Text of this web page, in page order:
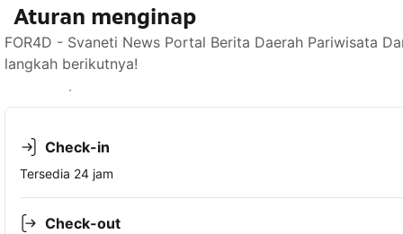
Aturan menginap
FOR4D - Svaneti News Portal Berita Daerah Pariwisata
langkah berikutnya!
Lihat ketersediaan
Check-in
Tersedia 24 jam
Check-out